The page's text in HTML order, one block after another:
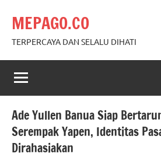
content
MEPAGO.CO
TERPERCAYA DAN SELALU DIHATI
Ade Yullen Banua Siap
Serempak Yapen, Identitas
Dirahasiakan